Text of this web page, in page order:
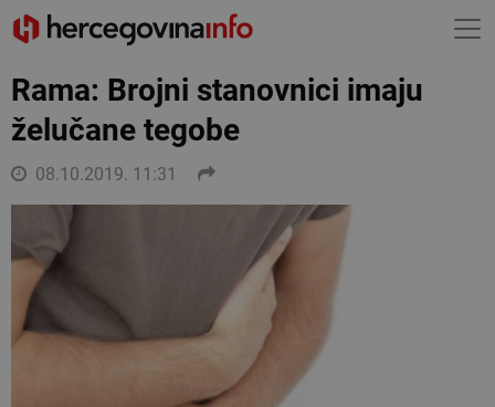
Rama: Brojni stanovnici imaju
želučane tegobe
08.10.2019. 11:31